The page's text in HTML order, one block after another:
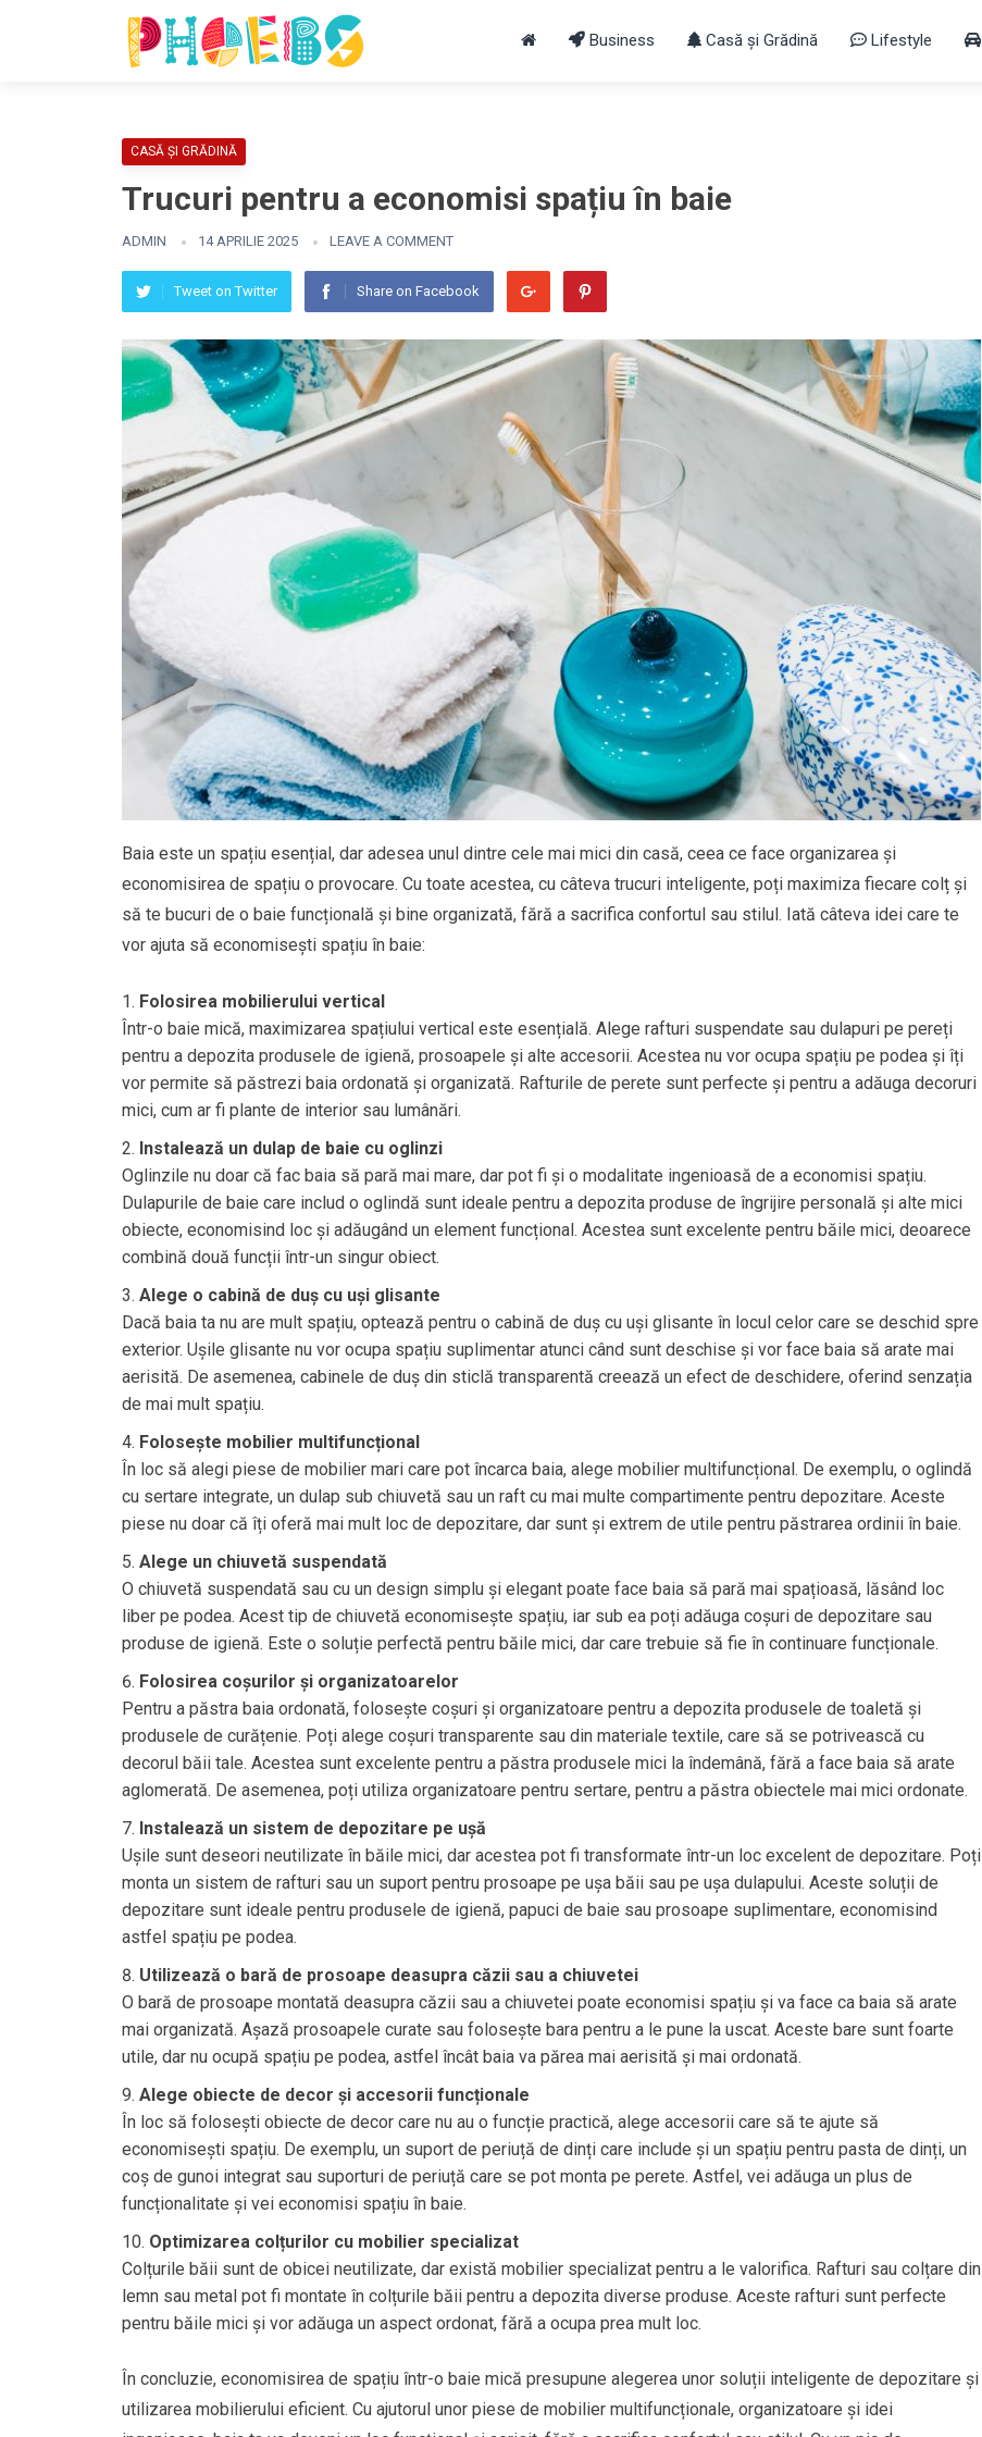
Business Casă și Grădină Lifestyle
CASĂ ȘI GRĂDINĂ
Trucuri pentru a economisi spațiu în baie
ADMIN 14 APRILIE 2025 LEAVE A COMMENT
Tweet on Twitter Share on Facebook
Baia este un spațiu esențial, dar adesea unul dintre cele mai mici din casă, ceea ce face organizarea și
economisirea de spațiu o provocare. Cu toate acestea, cu câteva trucuri inteligente, poți maximiza fiecare colț și
să te bucuri de o baie funcțională și bine organizată, fără a sacrifica confortul sau stilul. Iată câteva idei care te
vor ajuta să economisești spațiu în baie:
Folosirea mobilierului vertical
Într-o baie mică, maximizarea spațiului vertical este esențială. Alege rafturi suspendate sau dulapuri pe pereți
pentru a depozita produsele de igienă, prosoapele și alte accesorii. Acestea nu vor ocupa spațiu pe podea și îți
vor permite să păstrezi baia ordonată și organizată. Rafturile de perete sunt perfecte și pentru a adăuga decoruri
mici, cum ar fi plante de interior sau lumânări.
Instalează un dulap de baie cu oglinzi
Oglinzile nu doar că fac baia să pară mai mare, dar pot fi și o modalitate ingenioasă de a economisi spațiu.
Dulapurile de baie care includ o oglindă sunt ideale pentru a depozita produse de îngrijire personală și alte mici
obiecte, economisind loc și adăugând un element funcțional. Acestea sunt excelente pentru băile mici, deoarece
combină două funcții într-un singur obiect.
Alege o cabină de duș cu uși glisante
Dacă baia ta nu are mult spațiu, optează pentru o cabină de duș cu uși glisante în locul celor care se deschid spre
exterior. Ușile glisante nu vor ocupa spațiu suplimentar atunci când sunt deschise și vor face baia să arate mai
aerisită. De asemenea, cabinele de duș din sticlă transparentă creează un efect de deschidere, oferind senzația
de mai mult spațiu.
Folosește mobilier multifuncțional
În loc să alegi piese de mobilier mari care pot încarca baia, alege mobilier multifuncțional. De exemplu, o oglindă
cu sertare integrate, un dulap sub chiuvetă sau un raft cu mai multe compartimente pentru depozitare. Aceste
piese nu doar că îți oferă mai mult loc de depozitare, dar sunt și extrem de utile pentru păstrarea ordinii în baie.
Alege un chiuvetă suspendată
O chiuvetă suspendată sau cu un design simplu și elegant poate face baia să pară mai spațioasă, lăsând loc
liber pe podea. Acest tip de chiuvetă economisește spațiu, iar sub ea poți adăuga coșuri de depozitare sau
produse de igienă. Este o soluție perfectă pentru băile mici, dar care trebuie să fie în continuare funcționale.
Folosirea coșurilor și organizatoarelor
Pentru a păstra baia ordonată, folosește coșuri și organizatoare pentru a depozita produsele de toaletă și
produsele de curățenie. Poți alege coșuri transparente sau din materiale textile, care să se potrivească cu
decorul băii tale. Acestea sunt excelente pentru a păstra produsele mici la îndemână, fără a face baia să arate
aglomerată. De asemenea, poți utiliza organizatoare pentru sertare, pentru a păstra obiectele mai mici ordonate.
Instalează un sistem de depozitare pe ușă
Ușile sunt deseori neutilizate în băile mici, dar acestea pot fi transformate într-un loc excelent de depozitare. Poți
monta un sistem de rafturi sau un suport pentru prosoape pe ușa băii sau pe ușa dulapului. Aceste soluții de
depozitare sunt ideale pentru produsele de igienă, papuci de baie sau prosoape suplimentare, economisind
astfel spațiu pe podea.
Utilizează o bară de prosoape deasupra căzii sau a chiuvetei
O bară de prosoape montată deasupra căzii sau a chiuvetei poate economisi spațiu și va face ca baia să arate
mai organizată. Așază prosoapele curate sau folosește bara pentru a le pune la uscat. Aceste bare sunt foarte
utile, dar nu ocupă spațiu pe podea, astfel încât baia va părea mai aerisită și mai ordonată.
Alege obiecte de decor și accesorii funcționale
În loc să folosești obiecte de decor care nu au o funcție practică, alege accesorii care să te ajute să
economisești spațiu. De exemplu, un suport de periuță de dinți care include și un spațiu pentru pasta de dinți, un
coș de gunoi integrat sau suporturi de periuță care se pot monta pe perete. Astfel, vei adăuga un plus de
funcționalitate și vei economisi spațiu în baie.
Optimizarea colțurilor cu mobilier specializat
Colțurile băii sunt de obicei neutilizate, dar există mobilier specializat pentru a le valorifica. Rafturi sau colțare din
lemn sau metal pot fi montate în colțurile băii pentru a depozita diverse produse. Aceste rafturi sunt perfecte
pentru băile mici și vor adăuga un aspect ordonat, fără a ocupa prea mult loc.
În concluzie, economisirea de spațiu într-o baie mică presupune alegerea unor soluții inteligente de depozitare și
utilizarea mobilierului eficient. Cu ajutorul unor piese de mobilier multifuncționale, organizatoare și idei